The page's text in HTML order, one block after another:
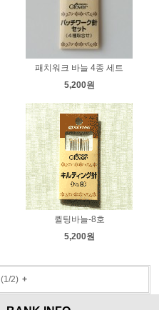
패치워크 바늘 4종 세트
5,200원
퀼팅바늘-8호
5,200원
(1/2)+